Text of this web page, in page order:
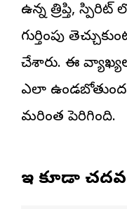
ఉన్న త్రిప్తి,
గుర్తింపు
చేశారు. ఈ
ఎలా
మరింత పెరిగింది.
ఇవి కూడా